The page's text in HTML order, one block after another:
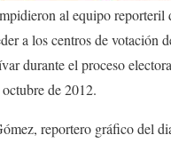
al equipo reporteril
a los centros de votación
durante el proceso
de 2012.
reportero gráfico del